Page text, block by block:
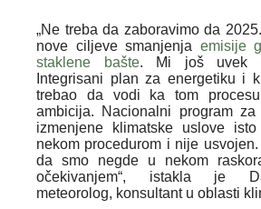
„Ne treba da zaboravimo da
nove ciljeve smanjenja emisije
staklene bašte. Mi još uvek
Integrisani plan za energetiku i
trebao da vodi ka tom
ambicija. Nacionalni program
izmenjene klimatske uslove
nekom procedurom i nije
da smo negde u nekom
očekivanjem“, istakla je
meteorolog, konsultant u oblasti